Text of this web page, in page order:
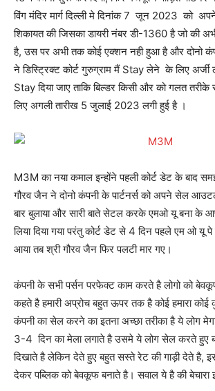
विंग मंदिर मार्ग दिल्ली मे दिनांक 7 जून 2023 को
शिकायत की जिसका डायरी नंबर डी-1360 है जो की
है, उस पर अभी तक कोई एक्शन नही हुआ है और दोनो
ने डिस्ट्रिक्ट कोर्ट गुरुग्राम मैं Stay लेने के लिए अर्जी
Stay दिया जाए ताकि बिल्डर किसी और को गलत
लिए अगली तारीख 5 जुलाई 2023 लगी हुई है ।
M3M का नया कमाल इन्होंने पहली कोर्ट डेट के बाद
गौरव जैन ने दोनो कंपनी के पार्टनर्स को अपने सेल
बार बुलाया और सारी बाते सेटल करके एमओ यू बना के
लिया दिया गया परंतु कोर्ट डेट से 4 दिन पहले एम ओ यू पे
आया तब श्री गौरव जैन फिर पलटी मार गए।
कंपनी के सभी पर्सन परफेक्ट काम करते है लोगो को
कहते है हमारी अप्रोच बहुत ऊपर तक है कोई हमारा
कंपनी का सेल करने का इतना अच्छा तरीका है ये लोग
3-4 दिन का मेला लगाते है उसमे ये लोग सेल करते हुए
दिखाते है लेकिन देते हुए बहुत सस्ते रेट की गाड़ी देते है,
देकर पब्लिक को बेवकूफ बनाते है। सवाल ये है की बेचारा